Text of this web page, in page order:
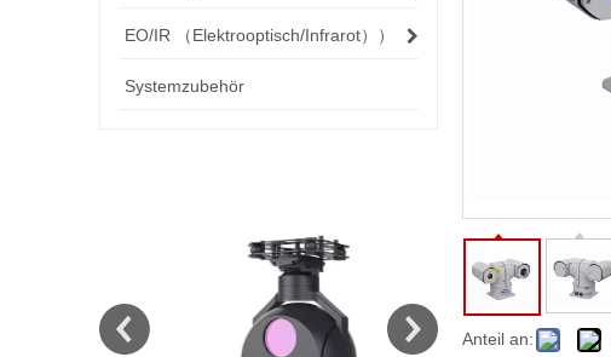
EO/IR （Elektrooptisch/Infrarot））
Systemzubehör
Anteil an: